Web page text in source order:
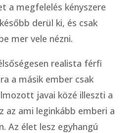
a megfelelés kényszere
derül ki, és csak
mer vele nézni.
realista férfi
a másik ember csak
javai közé illeszti a
az ami leginkább emberi a
Az élet lesz egyhangú